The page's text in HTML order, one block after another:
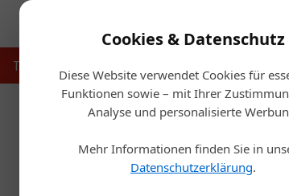
Cookies & Datenschutz
Diese Website verwendet Cookies für
Funktionen sowie – mit Ihrer
Analyse und personalisierte
Mehr Informationen finden Sie in
Datenschutzerklärung.
Touristik
Süße Kunst der